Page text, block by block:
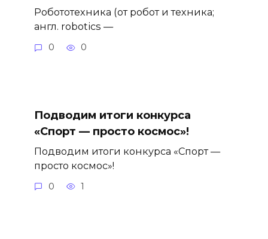
Робототехника (от робот и техника;
англ. robotics —
0 0
Подводим итоги конкурса
«Спорт — просто космос»!
Подводим итоги конкурса «Спорт —
просто космос»!
0 1